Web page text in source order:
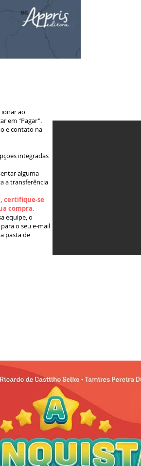
ao
em "Pagar".
e contato na
integradas
alguma
a transferência
certifique-se
compra.
equipe, o
o seu e-mail
pasta de